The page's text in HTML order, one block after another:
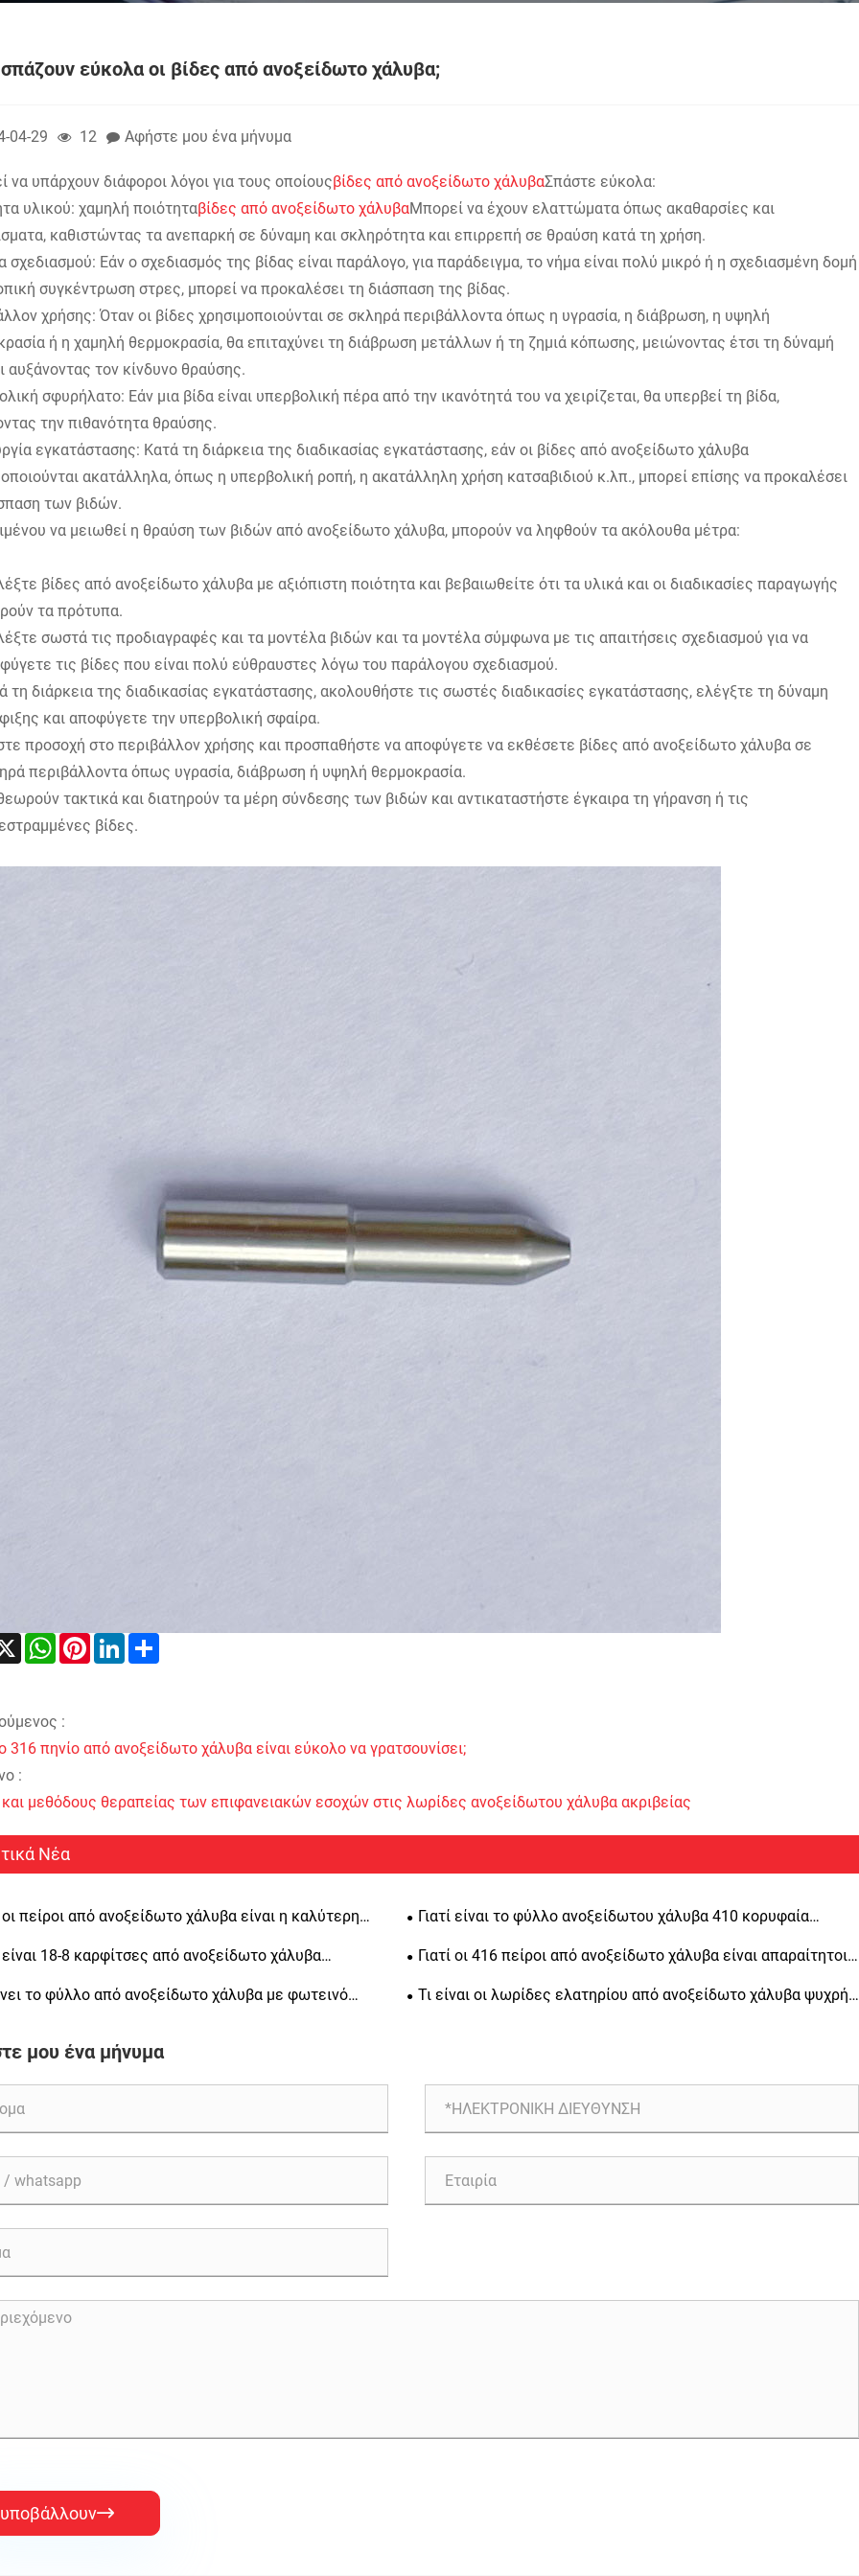
σπάζουν εύκολα οι βίδες από ανοξείδωτο χάλυβα;
04-29 12 Αφήστε μου ένα μήνυμα
να υπάρχουν διάφοροι λόγοι για τους οποίουςβίδες από ανοξείδωτο χάλυβαΣπάστε εύκολα:
υλικού: χαμηλή ποιότηταβίδες από ανοξείδωτο χάλυβαΜπορεί να έχουν ελαττώματα όπως ακαθαρσίες και
καθιστώντας τα ανεπαρκή σε δύναμη και σκληρότητα και επιρρεπή σε θραύση κατά τη χρήση.
σχεδιασμού: Εάν ο σχεδιασμός της βίδας είναι παράλογο, για παράδειγμα, το νήμα είναι πολύ μικρό ή η σχεδιασμένη δομή
συγκέντρωση στρες, μπορεί να προκαλέσει τη διάσπαση της βίδας.
χρήσης: Όταν οι βίδες χρησιμοποιούνται σε σκληρά περιβάλλοντα όπως η υγρασία, η διάβρωση, η υψηλή
ή η χαμηλή θερμοκρασία, θα επιταχύνει τη διάβρωση μετάλλων ή τη ζημιά κόπωσης, μειώνοντας έτσι τη δύναμή
αυξάνοντας τον κίνδυνο θραύσης.
σφυρήλατο: Εάν μια βίδα είναι υπερβολική πέρα ​​από την ικανότητά του να χειρίζεται, θα υπερβεί τη βίδα,
την πιθανότητα θραύσης.
εγκατάστασης: Κατά τη διάρκεια της διαδικασίας εγκατάστασης, εάν οι βίδες από ανοξείδωτο χάλυβα
ακατάλληλα, όπως η υπερβολική ροπή, η ακατάλληλη χρήση κατσαβιδιού κ.λπ., μπορεί επίσης να προκαλέσει
των βιδών.
να μειωθεί η θραύση των βιδών από ανοξείδωτο χάλυβα, μπορούν να ληφθούν τα ακόλουθα μέτρα:
βίδες από ανοξείδωτο χάλυβα με αξιόπιστη ποιότητα και βεβαιωθείτε ότι τα υλικά και οι διαδικασίες παραγωγής
τα πρότυπα.
σωστά τις προδιαγραφές και τα μοντέλα βιδών και τα μοντέλα σύμφωνα με τις απαιτήσεις σχεδιασμού για να
τις βίδες που είναι πολύ εύθραυστες λόγω του παράλογου σχεδιασμού.
τη διάρκεια της διαδικασίας εγκατάστασης, ακολουθήστε τις σωστές διαδικασίες εγκατάστασης, ελέγξτε τη δύναμη
και αποφύγετε την υπερβολική σφαίρα.
προσοχή στο περιβάλλον χρήσης και προσπαθήστε να αποφύγετε να εκθέσετε βίδες από ανοξείδωτο χάλυβα σε
περιβάλλοντα όπως υγρασία, διάβρωση ή υψηλή θερμοκρασία.
τακτικά και διατηρούν τα μέρη σύνδεσης των βιδών και αντικαταστήστε έγκαιρα τη γήρανση ή τις
βίδες.
X WhatsAppPinterestLinkedIn
:
316 πηνίο από ανοξείδωτο χάλυβα είναι εύκολο να γρατσουνίσει;
:
και μεθόδους θεραπείας των επιφανειακών εσοχών στις λωρίδες ανοξείδωτου χάλυβα ακριβείας
Νέα
οι πείροι από ανοξείδωτο χάλυβα είναι η καλύτερη
για ευθυγράμμιση ακριβείας, δομική αντοχή και
Γιατί είναι το φύλλο ανοξείδωτου χάλυβα 410 κορυφαία
επιλογή για βιομηχανικές εφαρμογές
είναι 18-8 καρφίτσες από ανοξείδωτο χάλυβα
για μηχανική ακριβείας
Γιατί οι 416 πείροι από ανοξείδωτο χάλυβα είναι απαραίτητοι
για μηχανική ακριβείας
το φύλλο από ανοξείδωτο χάλυβα με φωτεινό
Τι είναι οι λωρίδες ελατηρίου από ανοξείδωτο χάλυβα ψυχρής
μου ένα μήνυμα
υποβάλλουν